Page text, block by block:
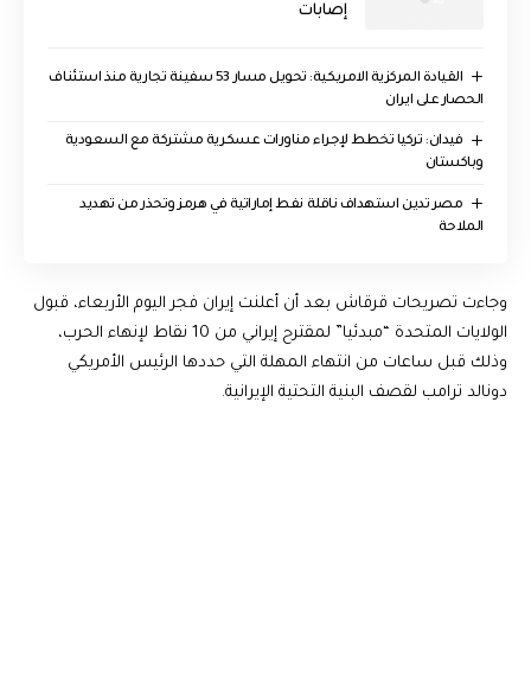
إصابات
القيادة المركزية الامريكية: تحويل مسار 53 سفينة تجارية منذ استئناف
الحصار على ايران
فيدان: تركيا تخطط لإجراء مناورات عسكرية مشتركة مع السعودية
وباكستان
مصر تدين استهداف ناقلة نفط إماراتية في هرمز وتحذر من تهديد
الملاحة
وجاءت تصريحات قرقاش بعد أن أعلنت إيران فجر اليوم الأربعاء، قبول
الولايات المتحدة “مبدئيا” لمقترح إيراني من 10 نقاط لإنهاء الحرب،
وذلك قبل ساعات من انتهاء المهلة التي حددها الرئيس الأمريكي
دونالد ترامب لقصف البنية التحتية الإيرانية.